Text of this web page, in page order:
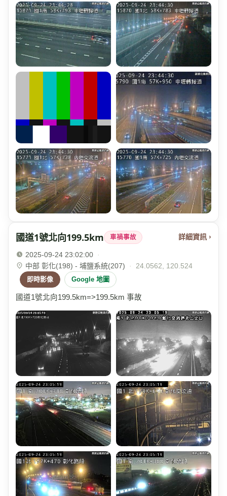
國道1號北向199.5km 車禍事故 詳細資訊 ›
2025-09-24 23:02:00
·
中部 彰化(198) - 埔鹽系統(207)
· 24.0562, 120.524
即時影像 Google 地圖
國道1號北向199.5km=>199.5km 事故